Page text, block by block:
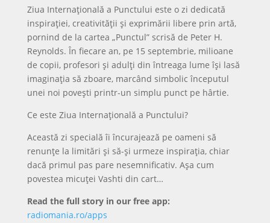
Ziua Internațională a Punctului este o zi dedicată
inspirației, creativității și exprimării libere prin artă,
pornind de la cartea „Punctul” scrisă de Peter H.
Reynolds. În fiecare an, pe 15 septembrie, milioane
de copii, profesori și adulți din întreaga lume își lasă
imaginația să zboare, marcând simbolic începutul
unei noi povești printr-un simplu punct pe hârtie.
Ce este Ziua Internațională a Punctului?
Această zi specială îi încurajează pe oameni să
renunțe la limitări și să-și urmeze inspirația, chiar
dacă primul pas pare nesemnificativ. Așa cum
povestea micuței Vashti din cart…
Read the full story in our free app:
radiomania.ro/apps